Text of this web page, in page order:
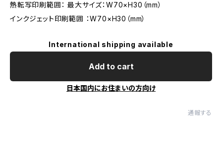
熱転写印刷範囲： 最大サイズ：W70×H30（mm）
インクジェット印刷範囲 ：W70×H30（mm）
International shipping available
Add to cart
日本国内にお住まいの方向け
通報する